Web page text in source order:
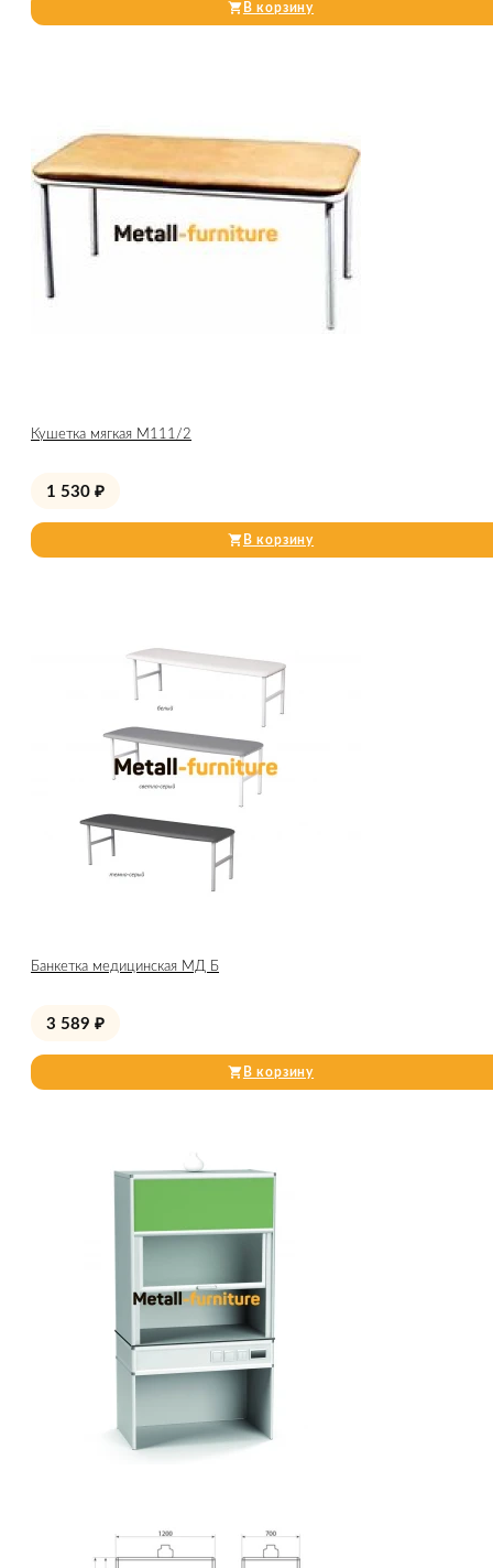
В корзину
Кушетка мягкая М111/2
1 530 ₽
В корзину
Банкетка медицинская МД Б
3 589 ₽
В корзину